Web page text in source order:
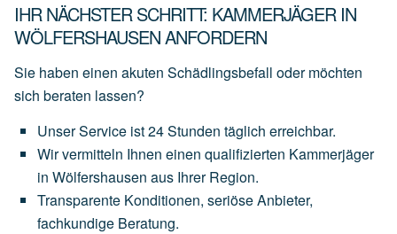
IHR NÄCHSTER SCHRITT: KAMMERJÄGER IN
WÖLFERSHAUSEN ANFORDERN
Sie haben einen akuten Schädlingsbefall oder möchten
sich beraten lassen?
UnserService ist24 Stunden täglich erreichbar.
Wirvermitteln Ihnen einen qualifizierten Kammerjäger
in Wölfershausen aus Ihrer Region.
Transparente Konditionen, seriöseAnbieter,
fachkundige Beratung.